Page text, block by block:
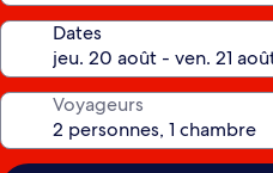
Dates
Voyageurs